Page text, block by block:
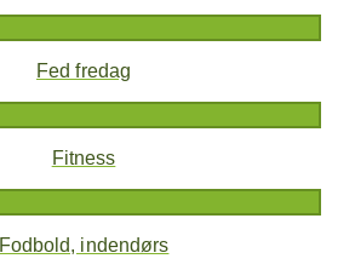
Fed fredag
Fitness
Fodbold, indendørs